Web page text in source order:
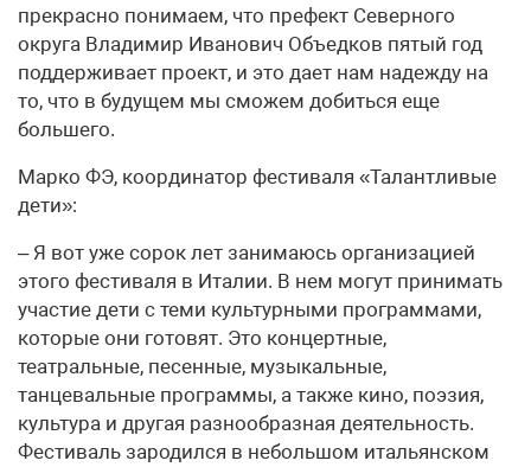
прекрасно понимаем, что префект Северного
округа Владимир Иванович Объедков пятый год
поддерживает проект, и это дает нам надежду на
то, что в будущем мы сможем добиться еще
большего.
Марко ФЭ, координатор фестиваля «Талантливые
дети»:
– Я вот уже сорок лет занимаюсь организацией
этого фестиваля в Италии. В нем могут принимать
участие дети с теми культурными программами,
которые они готовят. Это концертные,
театральные, песенные, музыкальные,
танцевальные программы, а также кино, поэзия,
культура и другая разнообразная деятельность.
Фестиваль зародился в небольшом итальянском